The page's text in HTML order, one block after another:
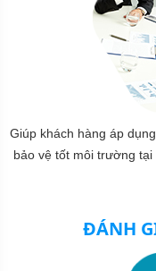
Giúp khách hàng áp
bảo vệ tốt môi trường
ĐÁNH